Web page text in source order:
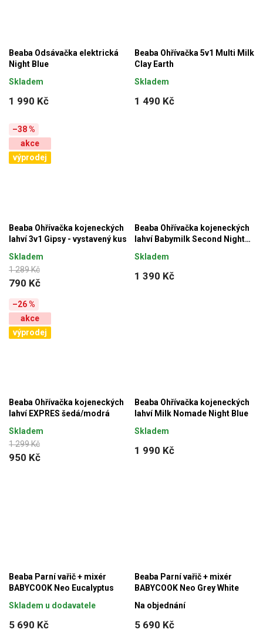
Beaba Odsávačka elektrická
Night Blue
1 990 Kč
Skladem
Beaba Ohřívačka 5v1 Multi Milk
Clay Earth
1 490 Kč
Skladem
–38 %
akce
výprodej
Beaba Ohřívačka kojeneckých
lahví 3v1 Gipsy - vystavený kus
1 289 Kč
790 Kč
Skladem
Beaba Ohřívačka kojeneckých
lahví Babymilk Second Night
1 390 Kč
Skladem
–26 %
akce
výprodej
Beaba Ohřívačka kojeneckých
lahví EXPRES šedá/modrá
1 299 Kč
950 Kč
Skladem
Beaba Ohřívačka kojeneckých
lahví Milk Nomade Night Blue
1 990 Kč
Skladem
Beaba Parní vařič + mixér
BABYCOOK Neo Eucalyptus
5 690 Kč
Skladem u dodavatele
Beaba Parní vařič + mixér
BABYCOOK Neo Grey White
5 690 Kč
Na objednání